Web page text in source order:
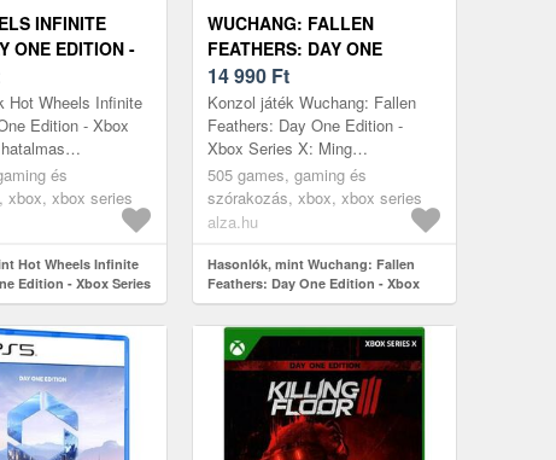
INFINITE
ONE EDITION -
X
Hot Wheels Infinite
Edition - Xbox
túl a narancssárga
és fedezd fel a...
és
xbox, xbox series
Hot Wheels Infinite
Edition - Xbox Series
WUCHANG: FALLEN
FEATHERS: DAY ONE
EDITION - XBOX SERIES X
14 990 Ft
Konzol játék Wuchang: Fallen
Feathers: Day One Edition -
Xbox Series X: Ming
DynastyWUCHANG: Fallen
Feathers Xbox Series X takes
you to the dark pe...
505 games, gaming és
szórakozás, xbox, xbox series
alza.hu
Hasonlók, mint Wuchang: Fallen
Feathers: Day One Edition - Xbox
Series X